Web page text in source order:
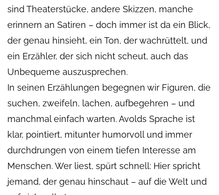
sind Theaterstücke, andere Skizzen, manche
erinnern an Satiren – doch immer ist da ein Blick,
der genau hinsieht, ein Ton, der wachrüttelt, und
ein Erzähler, der sich nicht scheut, auch das
Unbequeme auszusprechen.
In seinen Erzählungen begegnen wir Figuren, die
suchen, zweifeln, lachen, aufbegehren – und
manchmal einfach warten. Avolds Sprache ist
klar, pointiert, mitunter humorvoll und immer
durchdrungen von einem tiefen Interesse am
Menschen. Wer liest, spürt schnell: Hier spricht
jemand, der genau hinschaut – auf die Welt und